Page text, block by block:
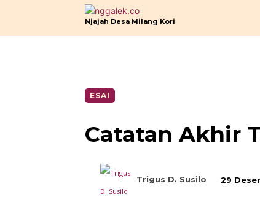
Njajah Desa Milang Kori
ESAI
Catatan Akhir
Trigus D. Susilo 29